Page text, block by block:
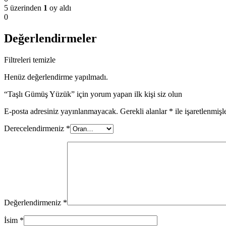
5 üzerinden 1 oy aldı
0
Değerlendirmeler
Filtreleri temizle
Henüz değerlendirme yapılmadı.
“Taşlı Gümüş Yüzük” için yorum yapan ilk kişi siz olun
E-posta adresiniz yayınlanmayacak. Gerekli alanlar * ile
Derecelendirmeniz *
Değerlendirmeniz *
İsim *